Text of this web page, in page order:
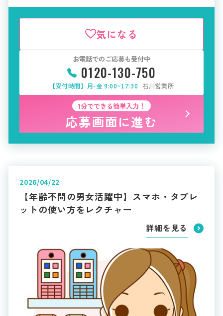
気になる
お電話でのご応募も受付中
0120-130-750
【受付時間】月-金 9:00~17:30 石川営業所
1分でできる簡単入力！
応募画面に進む
2026/04/22
【年齢不問の男女活躍中】スマホ・タブレ
ットの使い方をレクチャー
詳細を見る